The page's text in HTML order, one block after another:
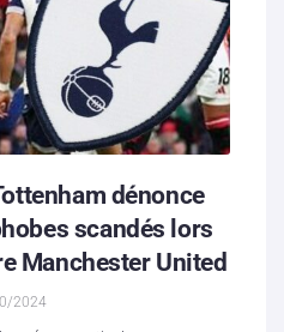
dénonce
scandés lors
Manchester United
2024